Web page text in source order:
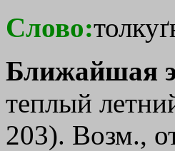
Слово:
Ближайшая
теплый
203). Возм.,